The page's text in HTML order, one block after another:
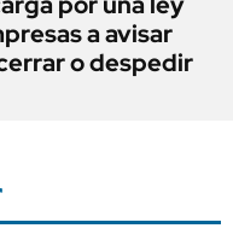
a avisar
o despedir